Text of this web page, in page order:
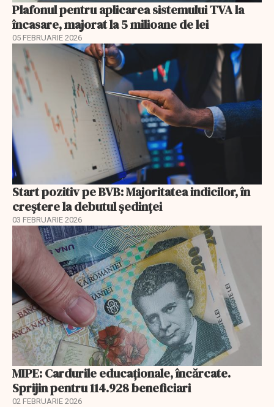
Plafonul pentru aplicarea sistemului TVA la
încasare, majorat la 5 milioane de lei
05 FEBRUARIE 2026
Start pozitiv pe BVB: Majoritatea indicilor, în
creştere la debutul şedinţei
03 FEBRUARIE 2026
MIPE: Cardurile educaţionale, încărcate.
Sprijin pentru 114.928 beneficiari
02 FEBRUARIE 2026